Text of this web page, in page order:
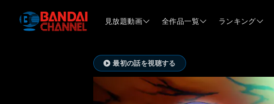
見放題動画 全作品一覧 ランキング
最初の話を視聴する